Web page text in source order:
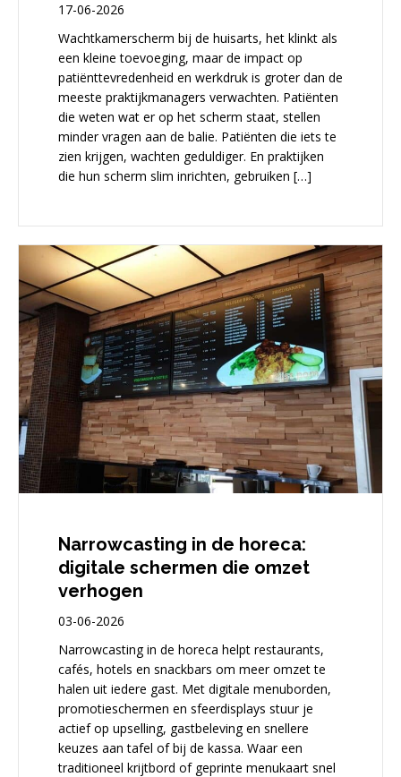
17-06-2026
Wachtkamerscherm bij de huisarts, het klinkt als
een kleine toevoeging, maar de impact op
patiënttevredenheid en werkdruk is groter dan de
meeste praktijkmanagers verwachten. Patiënten
die weten wat er op het scherm staat, stellen
minder vragen aan de balie. Patiënten die iets te
zien krijgen, wachten geduldiger. En praktijken
die hun scherm slim inrichten, gebruiken […]
Narrowcasting in de horeca:
digitale schermen die omzet
verhogen
03-06-2026
Narrowcasting in de horeca helpt restaurants,
cafés, hotels en snackbars om meer omzet te
halen uit iedere gast. Met digitale menuborden,
promotieschermen en sfeerdisplays stuur je
actief op upselling, gastbeleving en snellere
keuzes aan tafel of bij de kassa. Waar een
traditioneel krijtbord of geprinte menukaart snel